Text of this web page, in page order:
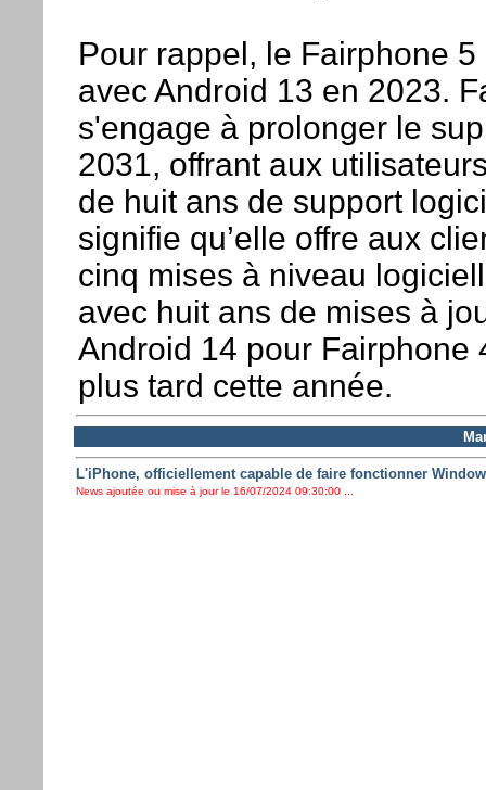
Pour rappel, le Fairphone
avec Android 13 en 2023.
s'engage à prolonger le
2031, offrant aux
de huit ans de support
signifie qu’elle offre aux
cinq mises à niveau
avec huit ans de mises à
Android 14 pour Fairphone
plus tard cette année.
L'iPhone, officiellement capable de faire fonctionner
News ajoutée ou mise à jour le 16/07/2024 09:30:00 ...